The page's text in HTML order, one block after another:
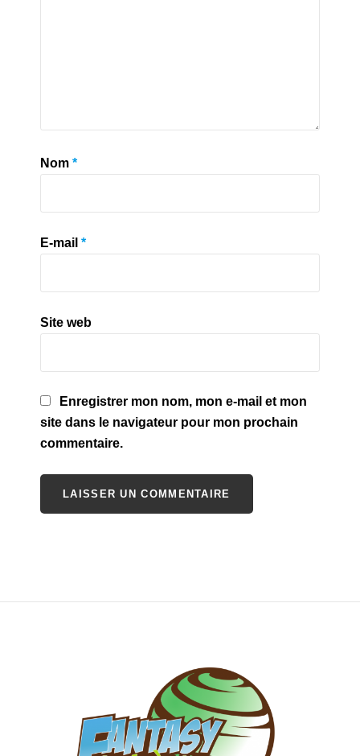
Nom *
E-mail *
Site web
Enregistrer mon nom, mon e-mail et mon
site dans le navigateur pour mon prochain
commentaire.